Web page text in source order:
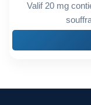
Valif 20 mg